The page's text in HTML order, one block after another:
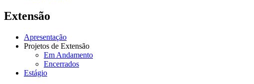
Extensão
Apresentação
Projetos de Extensão
Em Andamento
Encerrados
Estágio